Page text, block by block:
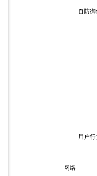
自防御
网络
用户